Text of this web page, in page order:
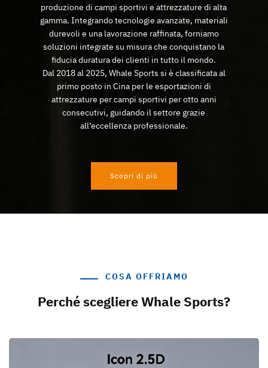
produzione di campi sportivi e attrezzature di alta
gamma. Integrando tecnologie avanzate, materiali
durevoli e una lavorazione raffinata, forniamo
soluzioni integrate su misura che conquistano la
fiducia duratura dei clienti in tutto il mondo.
Dal 2018 al 2025, Whale Sports si è classificata al
primo posto in Cina per le esportazioni di
attrezzature per campi sportivi per otto anni
consecutivi, guidando il settore grazie
all’eccellenza professionale.
Scopri di più
COSA OFFRIAMO
Perché scegliere Whale Sports?